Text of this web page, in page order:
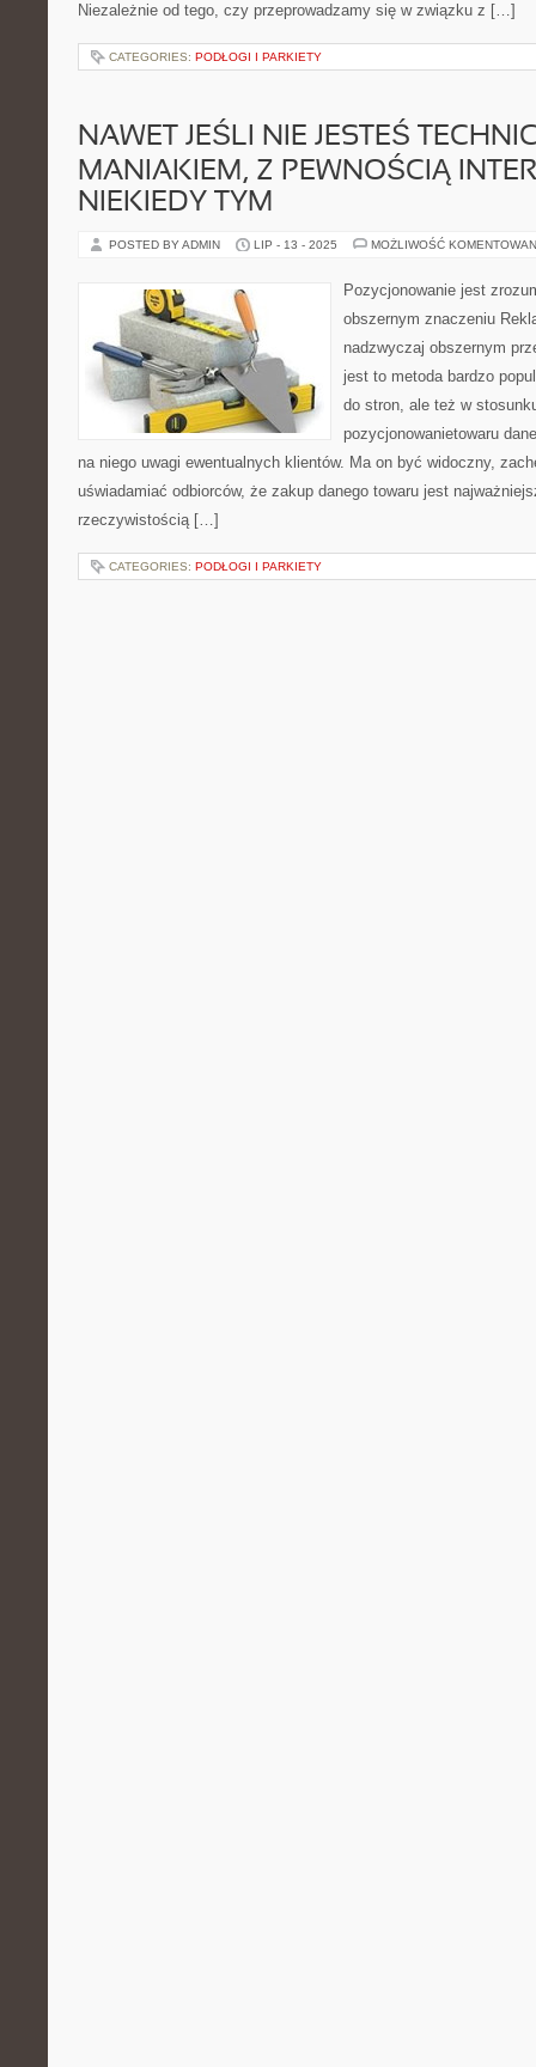
Niezależnie od tego, czy przeprowadzamy się w związku z […]
CATEGORIES: PODŁOGI I PARKIETY
NAWET JEŚLI NIE JESTEŚ
MANIAKIEM, Z PEWNOŚCIĄ
NIEKIEDY TYM
POSTED BY ADMIN LIP - 13 - 2025 MOŻLIWOŚĆ
Pozycjonowanie jest
obszernym znaczeniu
nadzwyczaj obszernym
jest to metoda bardzo
do stron, ale też w
pozycjonowanietowaru
na niego uwagi ewentualnych klientów. Ma on być widoczny,
uświadamiać odbiorców, że zakup danego towaru jest
rzeczywistością […]
CATEGORIES: PODŁOGI I PARKIETY